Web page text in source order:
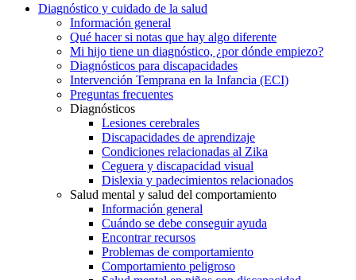
Diagnóstico y cuidado de la salud
Información general
Qué hacer si notas que hay algo diferente
Mi hijo tiene un diagnóstico, ¿por dónde empiezo?
Diagnósticos para discapacidades
Intervención Temprana en la Infancia (ECI)
Preguntas frecuentes
Diagnósticos
Lesiones cerebrales
Discapacidades de aprendizaje
Condiciones relacionadas al Zika
Ceguera y discapacidad visual
Dislexia y padecimientos relacionados
Salud mental y salud del comportamiento
Información general
Cuándo se debe conseguir ayuda
Encontrar recursos
Problemas de comportamiento
Comportamiento peligroso